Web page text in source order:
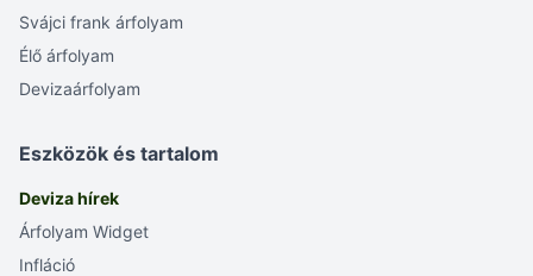
Svájci frank árfolyam
Élő árfolyam
Devizaárfolyam
Eszközök és tartalom
Deviza hírek
Árfolyam Widget
Infláció